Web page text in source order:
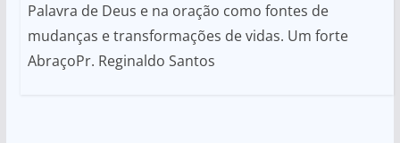
Palavra de Deus e na oração como fontes de
mudanças e transformações de vidas. Um forte
AbraçoPr. Reginaldo Santos